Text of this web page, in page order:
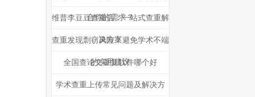
合你的需求？
维普李豆豆查重店：一站式查重解
决方案
查重发现剽窃风险？避免学术不端
的实用建议
全国查论文重复软件哪个好
学术查重上传常见问题及解决方